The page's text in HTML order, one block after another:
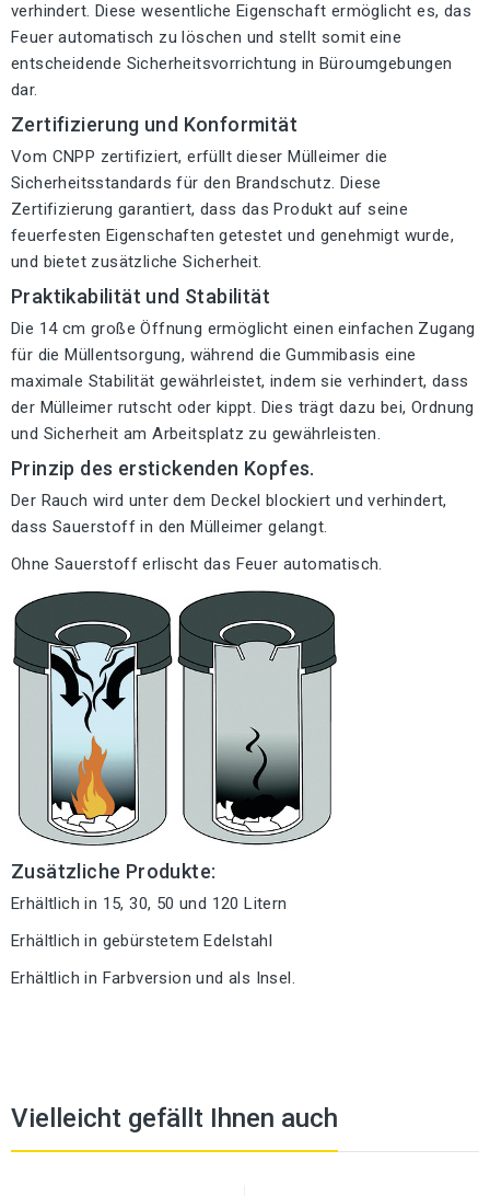
verhindert. Diese wesentliche Eigenschaft ermöglicht es, das
Feuer automatisch zu löschen und stellt somit eine
entscheidende Sicherheitsvorrichtung in Büroumgebungen
dar.
Zertifizierung und Konformität
Vom CNPP zertifiziert, erfüllt dieser Mülleimer die
Sicherheitsstandards für den Brandschutz. Diese
Zertifizierung garantiert, dass das Produkt auf seine
feuerfesten Eigenschaften getestet und genehmigt wurde,
und bietet zusätzliche Sicherheit.
Praktikabilität und Stabilität
Die 14 cm große Öffnung ermöglicht einen einfachen Zugang
für die Müllentsorgung, während die Gummibasis eine
maximale Stabilität gewährleistet, indem sie verhindert, dass
der Mülleimer rutscht oder kippt. Dies trägt dazu bei, Ordnung
und Sicherheit am Arbeitsplatz zu gewährleisten.
Prinzip des erstickenden Kopfes.
Der Rauch wird unter dem Deckel blockiert und verhindert,
dass Sauerstoff in den Mülleimer gelangt.
Ohne Sauerstoff erlischt das Feuer automatisch.
Zusätzliche Produkte:
Erhältlich in 15, 30, 50 und 120 Litern
Erhältlich in gebürstetem Edelstahl
Erhältlich in Farbversion und als Insel.
Vielleicht gefällt Ihnen auch